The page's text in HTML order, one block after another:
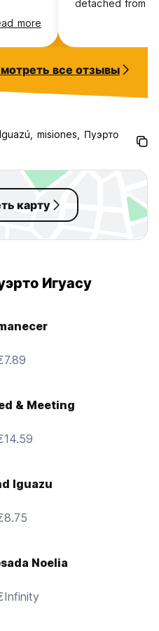
more
detached from
always keen to
some deliciuos
все отзывы
misiones, Пуэрто
карту
Игуасу
& Meeting
Iguazu
Noelia